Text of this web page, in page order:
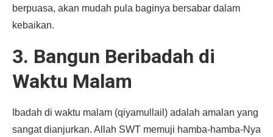
berpuasa, akan mudah pula baginya bersabar dalam
kebaikan.
3. Bangun Beribadah di
Waktu Malam
Ibadah di waktu malam (qiyamullail) adalah amalan yang
sangat dianjurkan. Allah SWT memuji hamba-hamba-Nya